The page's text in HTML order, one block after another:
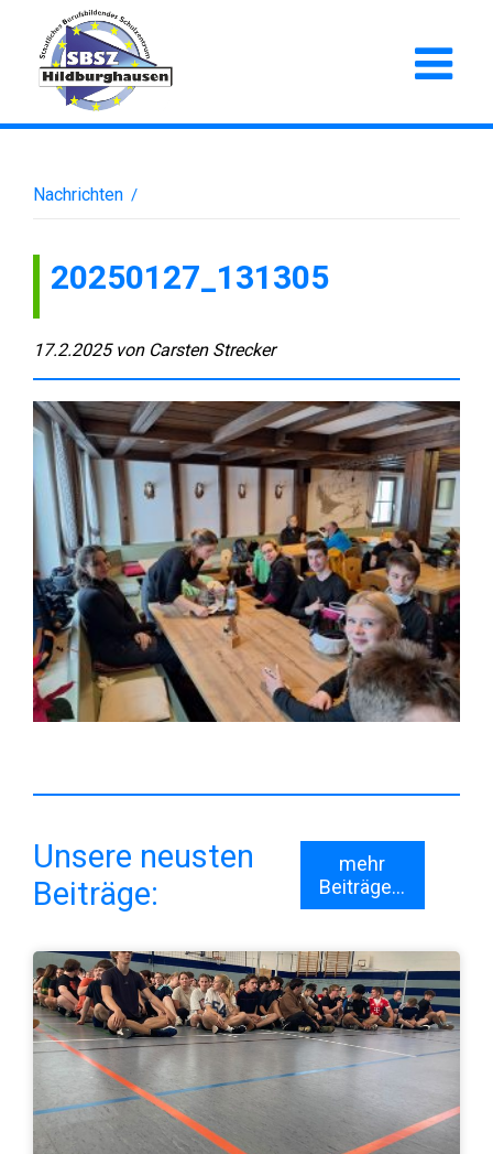
Nachrichten /
20250127_131305
17.2.2025 von Carsten Strecker
Unsere neusten
Beiträge:
mehr
Beiträge...